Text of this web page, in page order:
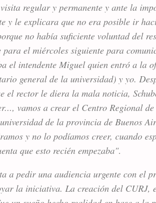
regular y permanente y ante la
y le explicara que no era posible ir
no había suficiente voluntad del
el miércoles siguiente para
el intendente Miguel quien entró a la
general de la universidad) y yo.
el rector le diera la mala noticia,
vamos a crear el Centro Regional
de la provincia de Buenos
y no lo podíamos creer, cuando
que esto recién empezaba".
a pedir una audiencia urgente con el
la iniciativa. La creación del CURJ,